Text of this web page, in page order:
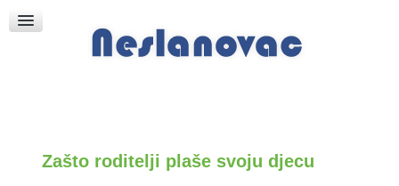
Crkva sv. Marka
Put k Bogu
Zašto roditelji plaše svoju djecu